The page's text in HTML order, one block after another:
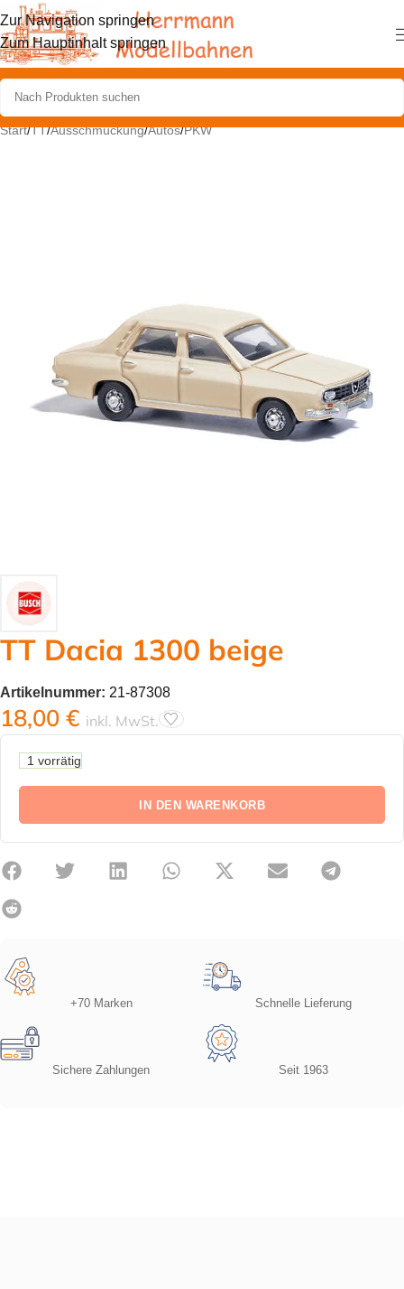
Zur Navigation springen
Zum Hauptinhalt springen
Start/TT/Ausschmückung/Autos/PKW
TT Dacia 1300 beige
Artikelnummer: 21-87308
18,00 € inkl. MwSt.
1 vorrätig
IN DEN WARENKORB
+70 Marken Schnelle Lieferung
Sichere Zahlungen Seit 1963